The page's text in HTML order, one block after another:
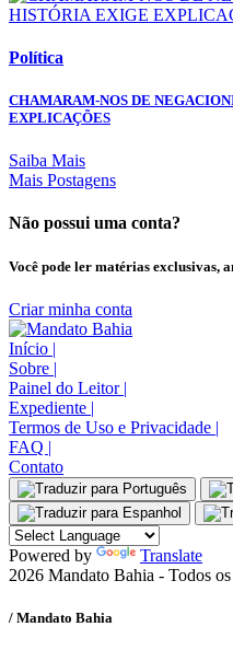
Política
CHAMARAM-NOS DE
EXPLICAÇÕES
Saiba Mais
Mais Postagens
Não possui uma conta?
Você pode ler matérias exclusivas,
Criar minha conta
Início |
Sobre |
Painel do Leitor |
Expediente |
Termos de Uso e Privacidade |
FAQ |
Contato
Powered by
Translate
2026 Mandato Bahia - Todos
/ Mandato Bahia